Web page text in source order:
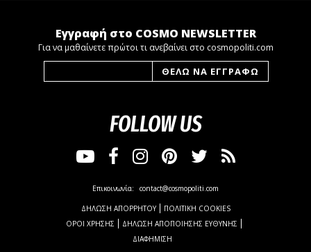
Εγγραφή στο COSMO NEWSLETTER
Για να μαθαίνετε πρώτοι τι ανεβαίνει στο cosmopoliti.com
FOLLOW US
Επικοινωνία: contact@cosmopoliti.com
ΔΗΛΩΣΗ ΑΠΟΡΡΗΤΟΥ
ΠΟΛΙΤΙΚΗ COOKIES
ΟΡΟΙ ΧΡΗΣΗΣ
ΔΗΛΩΣΗ ΑΠΟΠΟΙΗΣΗΣ ΕΥΘΥΝΗΣ
ΔΙΑΦΗΜΙΣΗ